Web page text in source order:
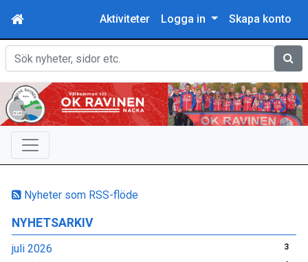
Aktiviteter Logga in Skapa konto
Sök
Nyheter som RSS-flöde
NYHETSARKIV
juli 2026 3